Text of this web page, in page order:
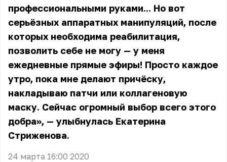
профессиональными руками... Но вот
серьёзных аппаратных манипуляций, после
которых необходима реабилитация,
позволить себе не могу — у меня
ежедневные прямые эфиры! Просто каждое
утро, пока мне делают причёску,
накладываю патчи или коллагеновую
маску. Сейчас огромный выбор всего этого
добра», — улыбнулась Екатерина
Стриженова.
24 марта 16:00 2020